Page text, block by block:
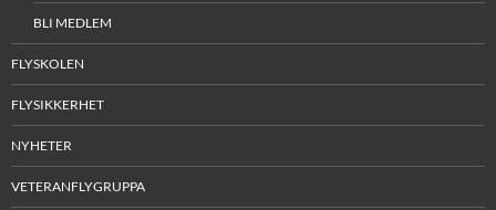
BLI MEDLEM
FLYSKOLEN
FLYSIKKERHET
NYHETER
VETERANFLYGRUPPA